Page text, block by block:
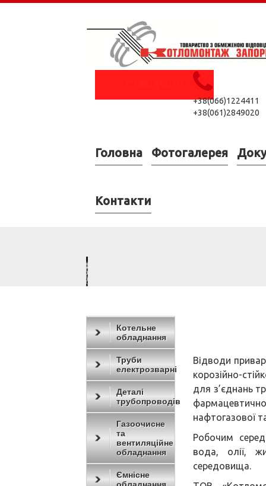
+38(066)1224411
+38(061)2849020
Головна Фотогалерея
Контакти
Котельне
обладнання
Труби
електрозварні
Деталі
трубопроводів
Газоочисне
та
вентиляційне
обладнання
Ємнісне
обладнання
Відводи
корозійно-
для з’єднань
нафтогазової
Робочим
вода, олії,
середовища.